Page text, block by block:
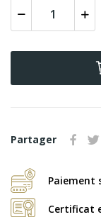
Partager
Paiement
Certificat